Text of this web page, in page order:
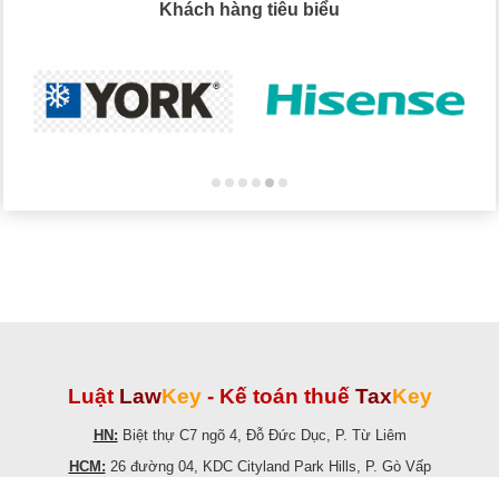
Khách hàng tiêu biểu
Luật LawKey - Kế toán thuế TaxKey
HN: Biệt thự C7 ngõ 4, Đỗ Đức Dục, P. Từ Liêm
HCM: 26 đường 04, KDC Cityland Park Hills, P. Gò Vấp